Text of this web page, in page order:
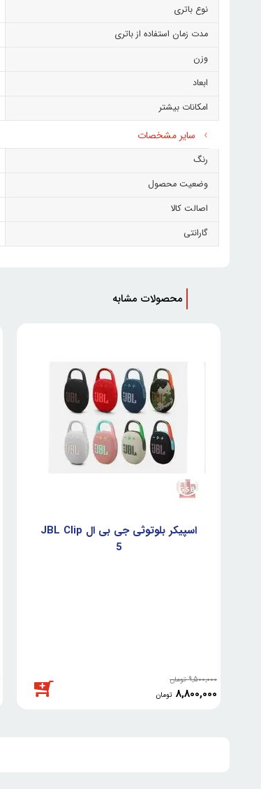
نوع باتری
مدت زمان استفاده از باتری
وزن
ابعاد
امکانات بیشتر
سایر مشخصات
رنگ
وضعیت محصول
اصالت کالا
گارانتی
محصولات مشابه
اسپیکر بلوتوثی جی بی ال JBL Clip
5
9,500,000 تومان
8,800,000 تومان